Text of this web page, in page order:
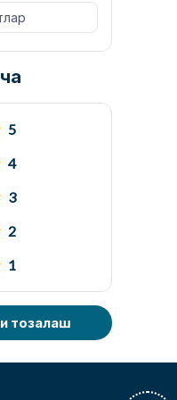
5
4
3
2
1
тозалаш